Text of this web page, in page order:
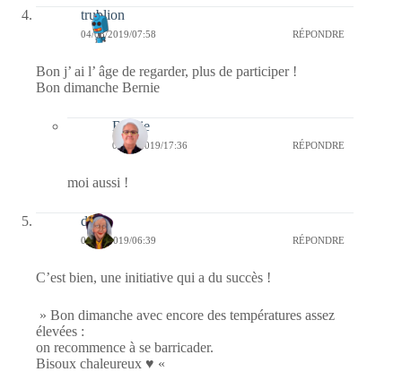
trublion
04/08/2019/07:58 RÉPONDRE
Bon j’ ai l’ âge de regarder, plus de participer !
Bon dimanche Bernie
Bernie
06/08/2019/17:36 RÉPONDRE
moi aussi !
dom
04/08/2019/06:39 RÉPONDRE
C’est bien, une initiative qui a du succès !
» Bon dimanche avec encore des températures assez
élevées :
on recommence à se barricader.
Bisoux chaleureux ♥ «